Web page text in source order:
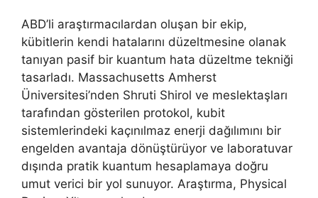
ABD’li araştırmacılardan oluşan bir ekip,
kübitlerin kendi hatalarını düzeltmesine olanak
tanıyan pasif bir kuantum hata düzeltme tekniği
tasarladı. Massachusetts Amherst
Üniversitesi’nden Shruti Shirol ve meslektaşları
tarafından gösterilen protokol, kubit
sistemlerindeki kaçınılmaz enerji dağılımını bir
engelden avantaja dönüştürüyor ve laboratuvar
dışında pratik kuantum hesaplamaya doğru
umut verici bir yol sunuyor. Araştırma, Physical